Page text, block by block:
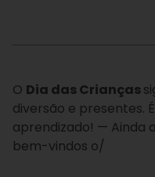
O Dia das Crianças
diversão e presentes.
aprendizado! — Ainda
bem-vindos o/